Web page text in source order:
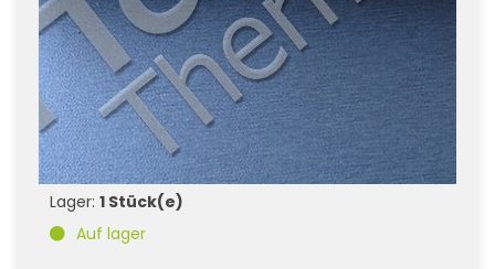
Lager: 1 Stück(e)
Auf lager